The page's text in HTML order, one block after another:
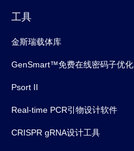
工具
金斯瑞载体库
GenSmart™免费在线密码子优化
Psort II
Real-time PCR引物设计软件
CRISPR gRNA设计工具